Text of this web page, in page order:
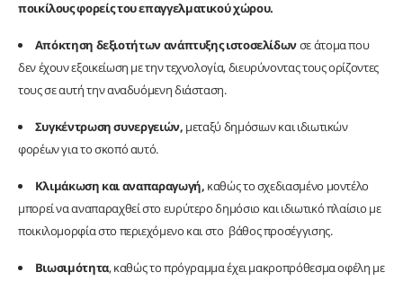
ποικίλους φορείς του επαγγελματικού χώρου.
Απόκτηση δεξιοτήτων ανάπτυξης ιστοσελίδωνσε άτομα που
δεν έχουν εξοικείωση με την τεχνολογία, διευρύνοντας τους ορίζοντες
τους σε αυτή την αναδυόμενη διάσταση.
Συγκέντρωση συνεργειών, μεταξύ δημόσιων και ιδιωτικών
φορέων για το σκοπό αυτό.
Κλιμάκωση και αναπαραγωγή, καθώς το σχεδιασμένο μοντέλο
μπορεί να αναπαραχθεί στο ευρύτερο δημόσιο και ιδιωτικό πλαίσιο με
ποικιλομορφία στο περιεχόμενο και στο βάθος προσέγγισης.
Βιωσιμότητα, καθώς το πρόγραμμα έχει μακροπρόθεσμα οφέλη με